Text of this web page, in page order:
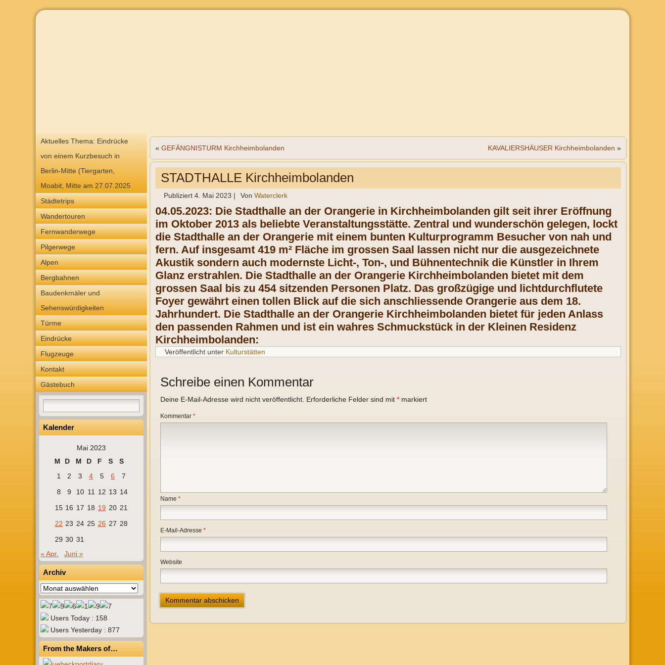
Aktuelles Thema: Eindrücke
von einem Kurzbesuch in
Berlin-Mitte (Tiergarten,
Moabit, Mitte am 27.07.2025
Städtetrips
Wandertouren
Fernwanderwege
Pilgerwege
Alpen
Bergbahnen
Baudenkmäler und
Sehenswürdigkeiten
Türme
Eindrücke
Flugzeuge
Kontakt
Gästebuch
Kalender
Mai 2023
M
D M D F S
S
1
2 3 4 5 6
7
8
9 10 11 12 13 14
15 16 17 18 19 20 21
22 23 24 25 26 27 28
29 30 31
« Apr.
Juni »
Archiv
Archiv
Users Today : 158
Users Yesterday : 877
From the Makers of…
« GEFÄNGNISTURM Kirchheimbolanden KAVALIERSHÄUSER Kirchheimbolanden »
STADTHALLE Kirchheimbolanden
Publiziert 4. Mai 2023 | Von Waterclerk
04.05.2023: Die Stadthalle an der Orangerie in Kirchheimbolanden gilt seit ihrer Eröffnung
im Oktober 2013 als beliebte Veranstaltungsstätte. Zentral und wunderschön gelegen, lockt
die Stadthalle an der Orangerie mit einem bunten Kulturprogramm Besucher von nah und
fern. Auf insgesamt 419 m² Fläche im grossen Saal lassen nicht nur die ausgezeichnete
Akustik sondern auch modernste Licht-, Ton-, und Bühnentechnik die Künstler in Ihrem
Glanz erstrahlen. Die Stadthalle an der Orangerie Kirchheimbolanden bietet mit dem
grossen Saal bis zu 454 sitzenden Personen Platz. Das großzügige und lichtdurchflutete
Foyer gewährt einen tollen Blick auf die sich anschliessende Orangerie aus dem 18.
Jahrhundert. Die Stadthalle an der Orangerie Kirchheimbolanden bietet für jeden Anlass
den passenden Rahmen und ist ein wahres Schmuckstück in der Kleinen Residenz
Kirchheimbolanden:
Veröffentlicht unter Kulturstätten
Schreibe einen Kommentar
Deine E-Mail-Adresse wird nicht veröffentlicht. Erforderliche Felder sind mit *markiert
Kommentar *
Name *
E-Mail-Adresse *
Website